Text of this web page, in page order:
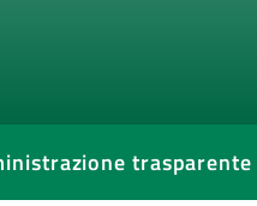
trasparente